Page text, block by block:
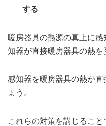
する
暖房器具の熱源の真上に
知器が直接暖房器具の熱を
感知器を暖房器具の熱が
ょう。
これらの対策を講じるこ